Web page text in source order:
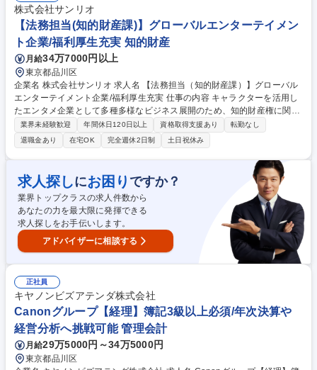
ードタイムを見越し、各国の需要を予測。国内調達部門と連携した発注業
務や、流動的な在庫数量の適正管理を行います。 募集職種 【グローバル
購買】ポーラ・オルビスグループ/リモート週2日可/残業月10h程度
株式会社サンリオ
【法務担当(知的財産課)】グローバルエンターテイメン
ト企業/福利厚生充実 知的財産
月給34万7000円以上
東京都品川区
企業名 株式会社サンリオ 求人名 【法務担当（知的財産課）】グローバル
エンターテイメント企業/福利厚生充実 仕事の内容 キャラクターを活用し
たエンタメ企業として多種多様なビジネス展開のため、知的財産権に関す
る権利化、維持管理、権利保全業務をお任せします。キャラクター、エン
ターテイメント業界への関心 【詳細】■知的財産権（主に商標・意匠・著
作権等）に関する調査、出願登録手続き、権利保全、侵害対策などの業務
をはじめ、デザインに関する法的なアドバイス等 ＊経営陣や各部門の意向
を踏まえ部門とコミュニケーションを図り適切なタイミングで必要な法的
バックアップが求められます。【キャリア】幅広く法務（知的財産）業務
を担い、法務担当としてキャリアアップを目指せます。 募集職種 【法務
担当（知的財産課）】グローバルエンターテイメント企業/福利厚生充実
業界未経験歓迎 年間休日120日以上 資格取得支援あり
転勤なし
退職金あり
在宅OK 完全週休2日制 土日祝休み
求人探しにお困り ですか？
業界トップクラスの求人件数から
あなたの力を最大限に発揮できる
求人探しをお手伝いします。
アドバイザーに相談する
正社員
キヤノンビズアテンダ株式会社
Canonグループ【経理】簿記3級以上必須/年次決算や
経営分析へ挑戦可能 管理会計
月給29万5000円～34万5000円
東京都品川区